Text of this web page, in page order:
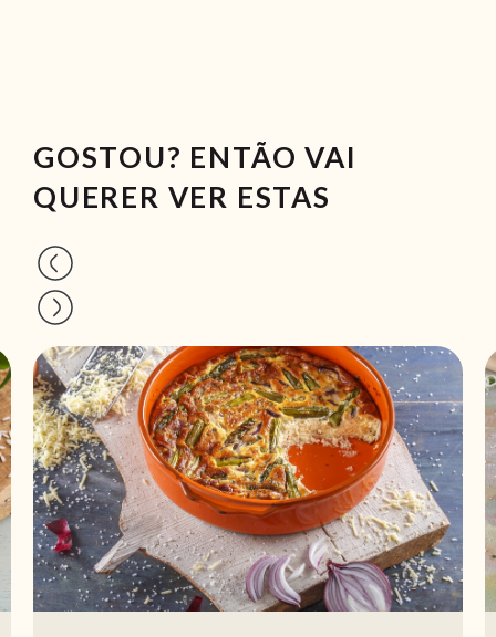
GOSTOU? ENTÃO VAI
QUERER VER ESTAS